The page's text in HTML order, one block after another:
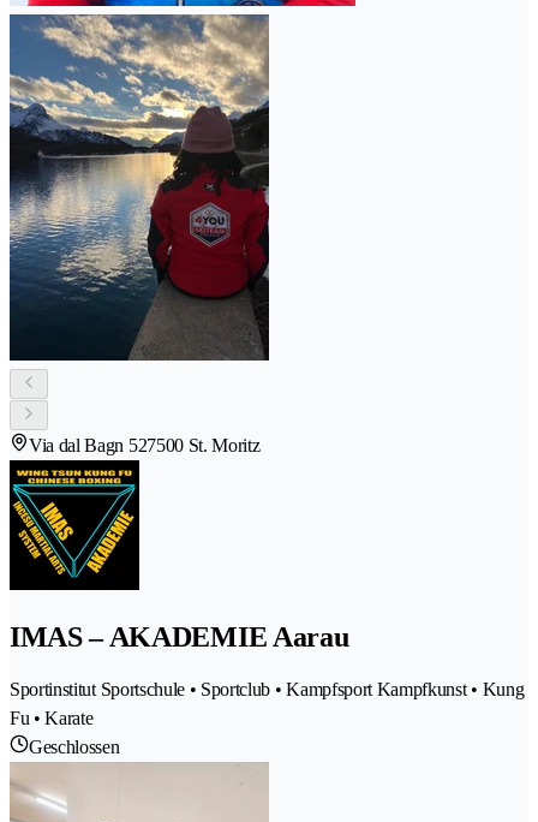
Via dal Bagn 527500 St. Moritz
IMAS – AKADEMIE Aarau
Sportinstitut Sportschule • Sportclub • Kampfsport Kampfkunst • Kung
Fu • Karate
Geschlossen